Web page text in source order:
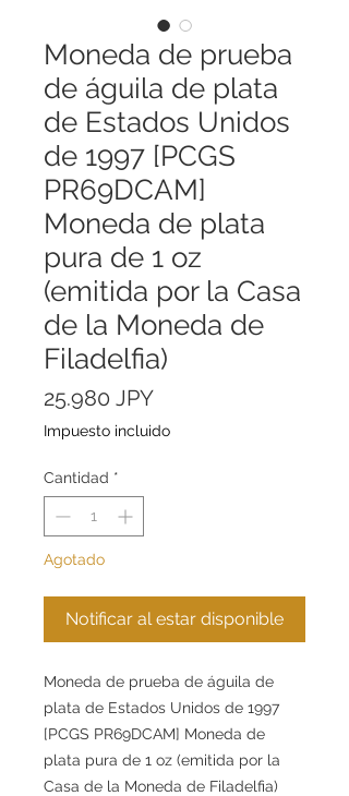
Moneda de prueba
de águila de plata
de Estados Unidos
de 1997 [PCGS
PR69DCAM]
Moneda de plata
pura de 1 oz
(emitida por la Casa
de la Moneda de
Filadelfia)
25.980 JPYPrecio
Impuesto incluido
Cantidad *
Agotado
Notificar al estar disponible
Moneda de prueba de águila de
plata de Estados Unidos de 1997
[PCGS PR69DCAM] Moneda de
plata pura de 1 oz (emitida por la
Casa de la Moneda de Filadelfia)